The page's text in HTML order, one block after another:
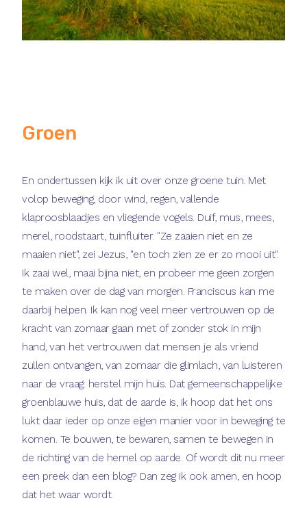
Groen
En ondertussen kijk ik uit over onze groene tuin. Met
volop beweging, door wind, regen, vallende
klaproosblaadjes en vliegende vogels. Duif, mus, mees,
merel, roodstaart, tuinfluiter. "Ze zaaien niet en ze
maaien niet", zei Jezus, "en toch zien ze er zo mooi uit".
Ik zaai wel, maai bijna niet, en probeer me geen zorgen
te maken over de dag van morgen. Franciscus kan me
daarbij helpen. Ik kan nog veel meer vertrouwen op de
kracht van zomaar gaan met of zonder stok in mijn
hand, van het vertrouwen dat mensen je als vriend
zullen ontvangen, van zomaar die glimlach, van luisteren
naar de vraag: herstel mijn huis. Dat gemeenschappelijke
groenblauwe huis, dat de aarde is, ik hoop dat het ons
lukt daar ieder op onze eigen manier voor in beweging te
komen. Te bouwen, te bewaren, samen te bewegen in
de richting van de hemel op aarde. Of wordt dit nu meer
een preek dan een blog? Dan zeg ik ook amen, en hoop
dat het waar wordt.